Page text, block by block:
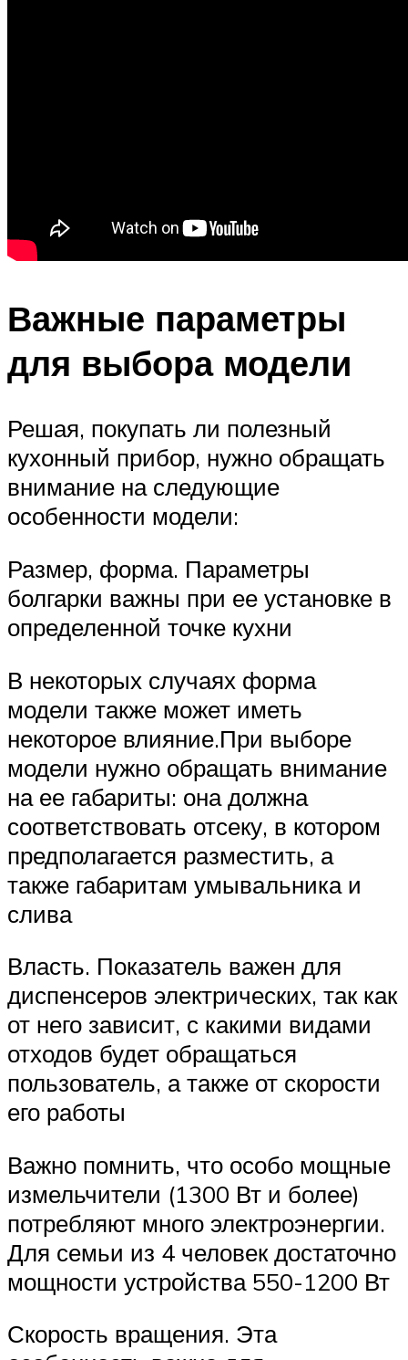
Важные параметры
для выбора модели
Решая, покупать ли полезный
кухонный прибор, нужно обращать
внимание на следующие
особенности модели:
Размер, форма. Параметры
болгарки важны при ее установке в
определенной точке кухни
В некоторых случаях форма
модели также может иметь
некоторое влияние.При выборе
модели нужно обращать внимание
на ее габариты: она должна
соответствовать отсеку, в котором
предполагается разместить, а
также габаритам умывальника и
слива
Власть. Показатель важен для
диспенсеров электрических, так как
от него зависит, с какими видами
отходов будет обращаться
пользователь, а также от скорости
его работы
Важно помнить, что особо мощные
измельчители (1300 Вт и более)
потребляют много электроэнергии.
Для семьи из 4 человек достаточно
мощности устройства 550-1200 Вт
Скорость вращения. Эта